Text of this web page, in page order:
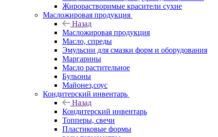
Жирорастворимые красители сухие
Масложировая продукция
Назад
Масложировая продукция
Масло, спреды
Эмульсии для смазки форм и оборудования
Маргарины
Масло растительное
Бульоны
Майонез,соус
Кондитерский инвентарь
Назад
Кондитерский инвентарь
Топперы, свечи
Пластиковые формы